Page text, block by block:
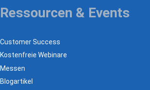
Ressourcen & Events
Customer Success
Kostenfreie Webinare
Messen
Blogartikel